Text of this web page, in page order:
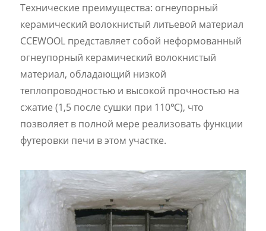
Технические преимущества: огнеупорный
керамический волокнистый литьевой материал
CCEWOOL представляет собой неформованный
огнеупорный керамический волокнистый
материал, обладающий низкой
теплопроводностью и высокой прочностью на
сжатие (1,5 после сушки при 110℃), что
позволяет в полной мере реализовать функции
футеровки печи в этом участке.